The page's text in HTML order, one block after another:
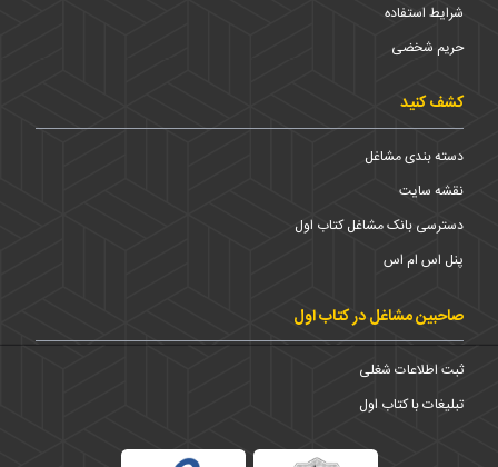
شرایط استفاده
حریم شخضی
کشف کنید
دسته بندی مشاغل
نقشه سایت
دسترسی بانک مشاغل کتاب اول
پنل اس ام اس
صاحبین مشاغل در کتاب اول
ثبت اطلاعات شغلی
تبلیغات با کتاب اول